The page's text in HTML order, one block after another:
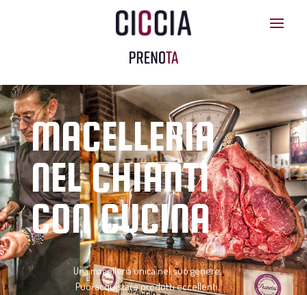
MACELLERIA
NEL CHIANTI
CON CUCINA
Una macelleria unica nel suo genere.
Puoi acquistare prodotti eccellenti,